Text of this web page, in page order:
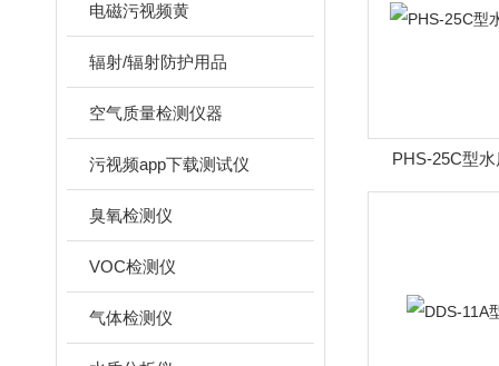
电磁污视频黄
辐射/辐射防护用品
空气质量检测仪器
污视频app下载测试仪
臭氧检测仪
VOC检测仪
气体检测仪
PHS-25C型